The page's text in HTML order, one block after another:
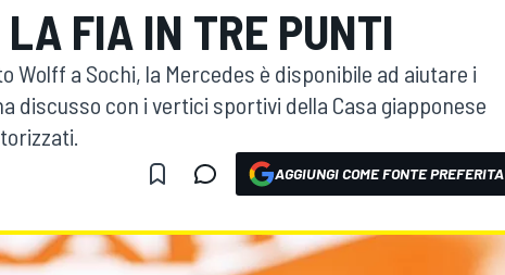
LA FIA IN TRE PUNTI
Wolff a Sochi, la Mercedes è disponibile ad aiutare i
discusso con i vertici sportivi della Casa giapponese
AGGIUNGI COME FONTE PREFERITA